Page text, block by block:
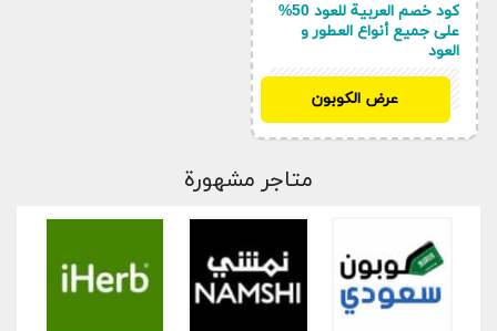
كود خصم العربية للعود 50%
على جميع أنواع العطور و
العود
WINTERعرض الكوبون
متاجر مشهورة